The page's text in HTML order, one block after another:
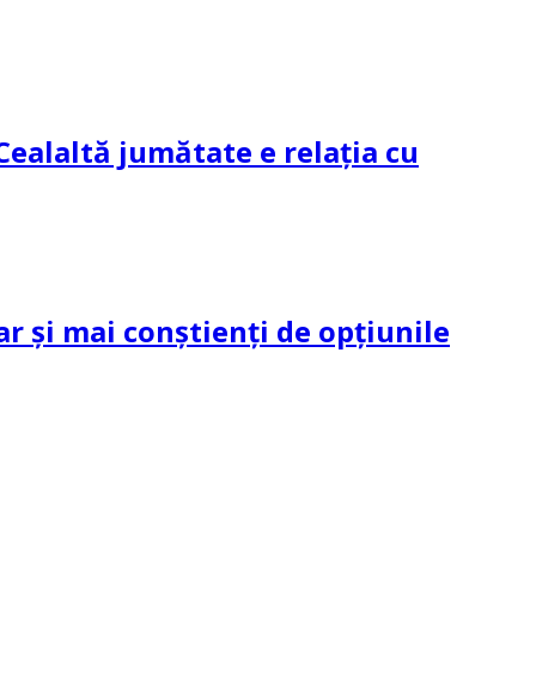
jumătate e relația cu
și mai conștienți de opțiunile